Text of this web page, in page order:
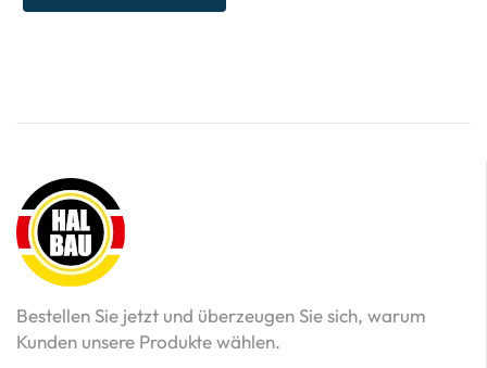
Bestellen Sie jetzt und überzeugen Sie sich, warum
Kunden unsere Produkte wählen.